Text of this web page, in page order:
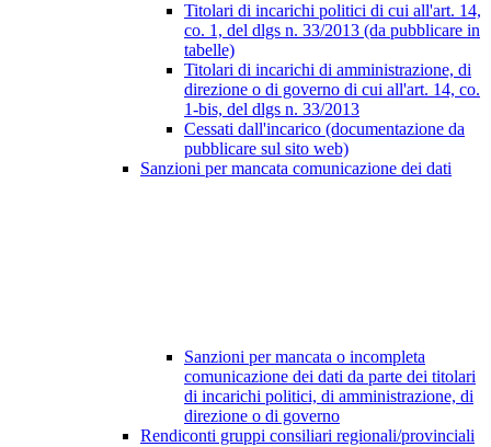
Titolari di incarichi politici di cui all'art. 14,
co. 1, del dlgs n. 33/2013 (da pubblicare in
tabelle)
Titolari di incarichi di amministrazione, di
direzione o di governo di cui all'art. 14, co.
1-bis, del dlgs n. 33/2013
Cessati dall'incarico (documentazione da
pubblicare sul sito web)
Sanzioni per mancata comunicazione dei dati
Sanzioni per mancata o incompleta
comunicazione dei dati da parte dei titolari
di incarichi politici, di amministrazione, di
direzione o di governo
Rendiconti gruppi consiliari regionali/provinciali